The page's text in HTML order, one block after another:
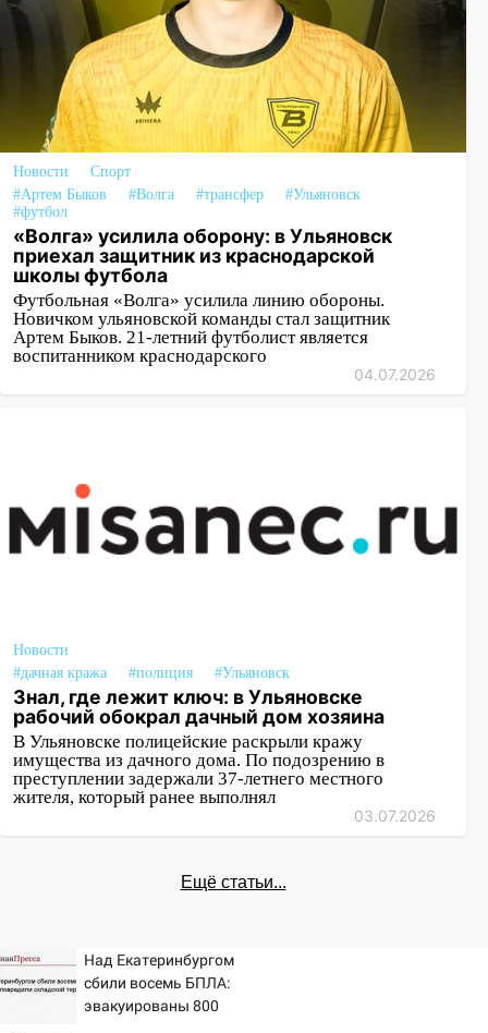
Новости
Спорт
#Артем Быков
#Волга #трансфер
#Ульяновск
#футбол
«Волга» усилила оборону: в Ульяновск
приехал защитник из краснодарской
школы футбола
Футбольная «Волга» усилила линию обороны.
Новичком ульяновской команды стал защитник
Артем Быков. 21-летний футболист является
воспитанником краснодарского
04.07.2026
Новости
#дачная кража
#полиция #Ульяновск
Знал, где лежит ключ: в Ульяновске
рабочий обокрал дачный дом хозяина
В Ульяновске полицейские раскрыли кражу
имущества из дачного дома. По подозрению в
преступлении задержали 37-летнего местного
жителя, который ранее выполнял
03.07.2026
Ещё статьи...
Над Екатеринбургом
сбили восемь БПЛА:
эвакуированы 800